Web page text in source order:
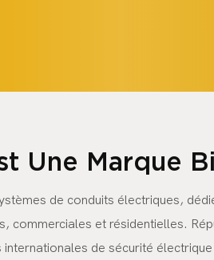
Une Marque
de conduits électriques,
commerciales et résidentielles.
de sécurité